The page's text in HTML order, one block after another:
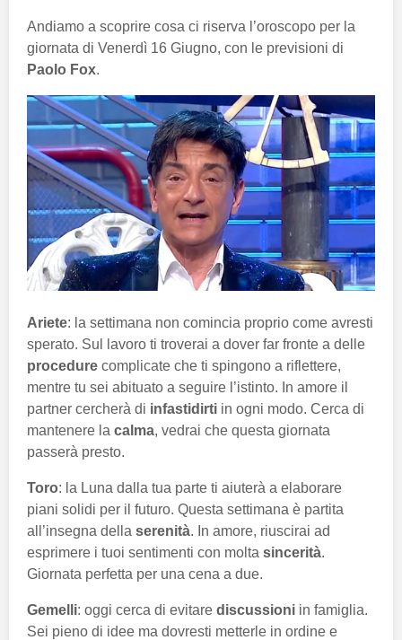
Andiamo a scoprire cosa ci riserva l’oroscopo per la
giornata di Venerdì 16 Giugno, con le previsioni di
Paolo Fox.
Ariete: la settimana non comincia proprio come avresti
sperato. Sul lavoro ti troverai a dover far fronte a delle
procedure complicate che ti spingono a riflettere,
mentre tu sei abituato a seguire l’istinto. In amore il
partner cercherà di infastidirti in ogni modo. Cerca di
mantenere la calma, vedrai che questa giornata
passerà presto.
Toro: la Luna dalla tua parte ti aiuterà a elaborare
piani solidi per il futuro. Questa settimana è partita
all’insegna della serenità. In amore, riuscirai ad
esprimere i tuoi sentimenti con molta sincerità.
Giornata perfetta per una cena a due.
Gemelli: oggi cerca di evitare discussioni in famiglia.
Sei pieno di idee ma dovresti metterle in ordine e